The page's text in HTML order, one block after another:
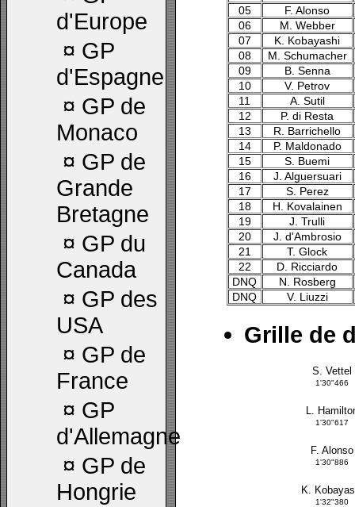
d'Europe
¤ GP
d'Espagne
¤ GP de
Monaco
¤ GP de
Grande
Bretagne
¤ GP du
Canada
¤ GP des
USA
¤ GP de
France
¤ GP
d'Allemagne
¤ GP de
Hongrie
05
F. Alonso
06
M. Webber
07
K. Kobayashi
08
M. Schumacher
09
B. Senna
10
V. Petrov
11
A. Sutil
12
P. di Resta
13
R. Barrichello
14
P. Maldonado
15
S. Buemi
16
J. Alguersuari
17
S. Perez
18
H. Kovalainen
19
J. Trulli
20
J. d'Ambrosio
21
T. Glock
22
D. Ricciardo
DNQ
N. Rosberg
DNQ
V. Liuzzi
Grille de
S. Vettel
1'30"466
L.
1'30"617
F. Alonso
1'30"886
K.
1'32"380